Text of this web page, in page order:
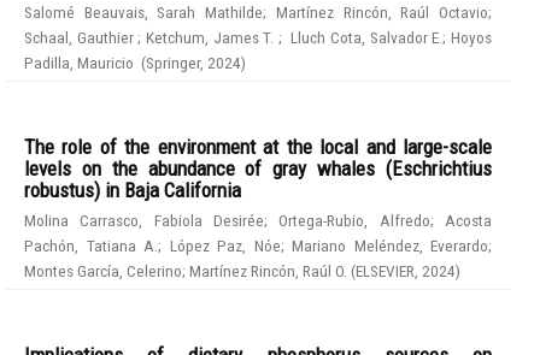
Salomé Beauvais, Sarah Mathilde; Martínez Rincón, Raúl Octavio;
Schaal, Gauthier;Ketchum, James T.; Lluch Cota, Salvador E.;Hoyos
Padilla, Mauricio (Springer, 2024)
The role of the environment at the local and large-scale
levels on the abundance of gray whales (Eschrichtius
robustus) in Baja California
Molina Carrasco, Fabiola Desirée;Ortega-Rubio, Alfredo; Acosta
Pachón, Tatiana A. ; López Paz, Nóe; Mariano Meléndez, Everardo;
Montes García, Celerino; Martínez Rincón, Raúl O. (ELSEVIER 2024)